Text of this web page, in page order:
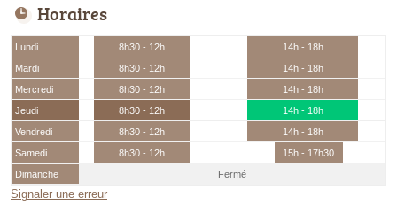
Horaires
Lundi 8h30 - 12h
14h - 18h
Mardi
8h30 - 12h
14h - 18h
Mercredi
8h30 - 12h
14h - 18h
Jeudi
8h30 - 12h
14h - 18h
Vendredi
8h30 - 12h
14h - 18h
Samedi
8h30 - 12h
15h - 17h30
Dimanche
Fermé
Signaler une erreur